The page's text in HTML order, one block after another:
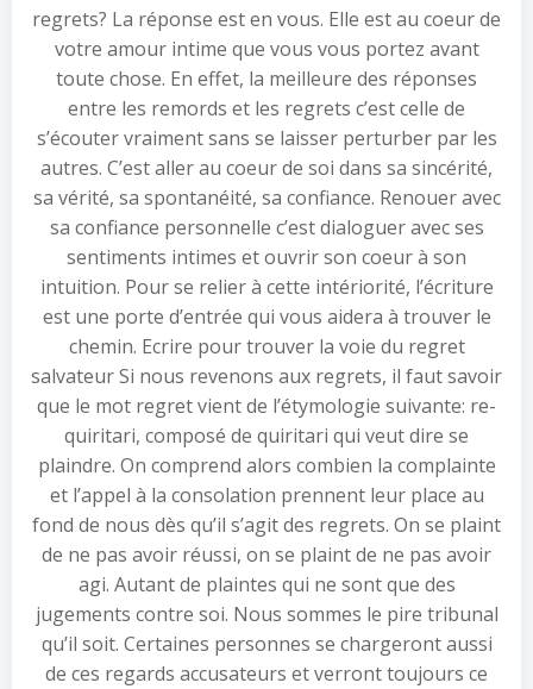
regrets? La réponse est en vous. Elle est au coeur de
votre amour intime que vous vous portez avant
toute chose. En effet, la meilleure des réponses
entre les remords et les regrets c’est celle de
s’écouter vraiment sans se laisser perturber par les
autres. C’est aller au coeur de soi dans sa sincérité,
sa vérité, sa spontanéité, sa confiance. Renouer avec
sa confiance personnelle c’est dialoguer avec ses
sentiments intimes et ouvrir son coeur à son
intuition. Pour se relier à cette intériorité, l’écriture
est une porte d’entrée qui vous aidera à trouver le
chemin. Ecrire pour trouver la voie du regret
salvateur Si nous revenons aux regrets, il faut savoir
que le mot regret vient de l’étymologie suivante: re-
quiritari, composé de quiritari qui veut dire se
plaindre. On comprend alors combien la complainte
et l’appel à la consolation prennent leur place au
fond de nous dès qu’il s’agit des regrets. On se plaint
de ne pas avoir réussi, on se plaint de ne pas avoir
agi. Autant de plaintes qui ne sont que des
jugements contre soi. Nous sommes le pire tribunal
qu’il soit. Certaines personnes se chargeront aussi
de ces regards accusateurs et verront toujours ce